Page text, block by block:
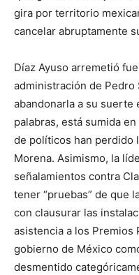
gira por territorio
cancelar abruptamente
Díaz Ayuso arremetió
administración de
abandonarla a su suerte
palabras, está sumida
de políticos han perdido
Morena. Asimismo, la
señalamientos contra
tener “pruebas” de que
con clausurar las
asistencia a los Premios
gobierno de México
desmentido